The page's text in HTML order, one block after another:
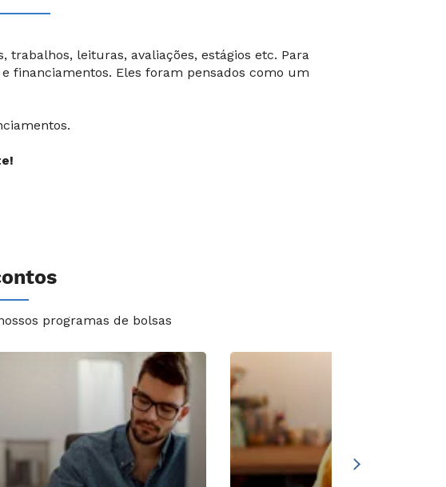
leituras, avaliações, estágios etc. Para
financiamentos. Eles foram pensados como um
programas de bolsas